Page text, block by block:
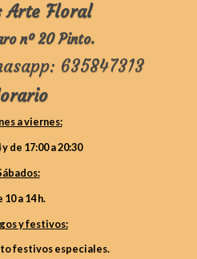
Arte Floral
nº 20 Pinto.
635847313
a viernes:
y de 17:00 a 20:30
10 a 14 h.
y festivos:
festivos especiales.